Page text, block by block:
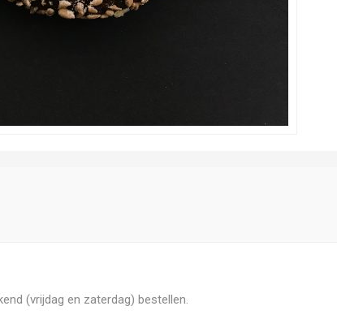
(vrijdag en zaterdag) bestellen.